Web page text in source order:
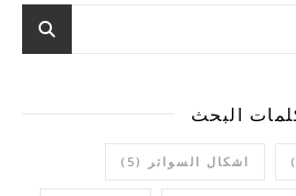
البحث
اشكال السواتر (5)